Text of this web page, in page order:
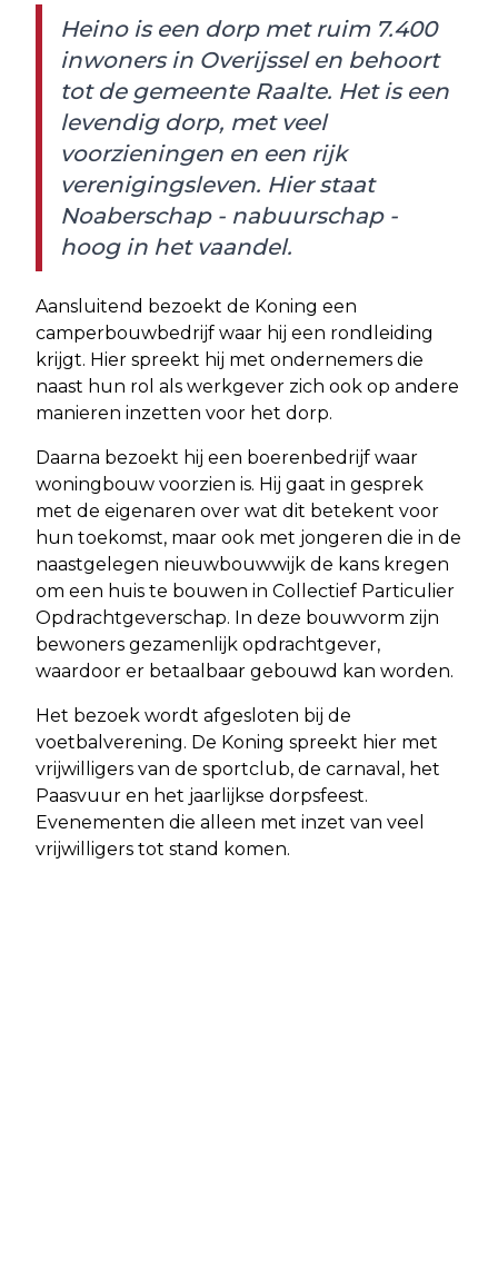
Heino is een dorp met ruim 7.400
inwoners in Overijssel en behoort
tot de gemeente Raalte. Het is een
levendig dorp, met veel
voorzieningen en een rijk
verenigingsleven. Hier staat
Noaberschap - nabuurschap -
hoog in het vaandel.
Aansluitend bezoekt de Koning een
camperbouwbedrijf waar hij een rondleiding
krijgt. Hier spreekt hij met ondernemers die
naast hun rol als werkgever zich ook op andere
manieren inzetten voor het dorp.
Daarna bezoekt hij een boerenbedrijf waar
woningbouw voorzien is. Hij gaat in gesprek
met de eigenaren over wat dit betekent voor
hun toekomst, maar ook met jongeren die in de
naastgelegen nieuwbouwwijk de kans kregen
om een huis te bouwen in Collectief Particulier
Opdrachtgeverschap. In deze bouwvorm zijn
bewoners gezamenlijk opdrachtgever,
waardoor er betaalbaar gebouwd kan worden.
Het bezoek wordt afgesloten bij de
voetbalverening. De Koning spreekt hier met
vrijwilligers van de sportclub, de carnaval, het
Paasvuur en het jaarlijkse dorpsfeest.
Evenementen die alleen met inzet van veel
vrijwilligers tot stand komen.